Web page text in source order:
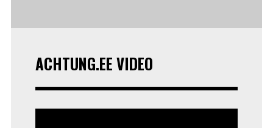
ACHTUNG.EE VIDEO